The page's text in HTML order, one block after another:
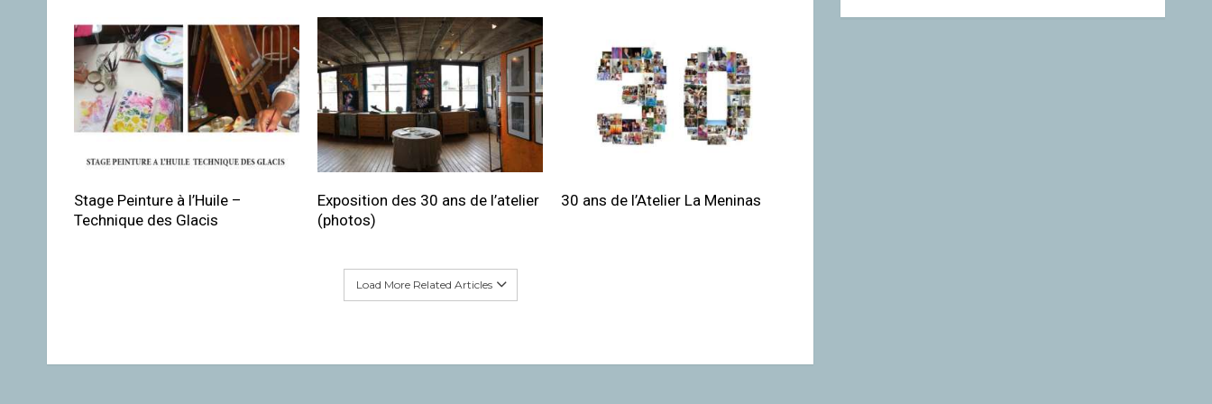
Stage Peinture à l’Huile –
Technique des Glacis
Exposition des 30 ans de l’atelier
(photos)
30 ans de l’Atelier La Meninas
Load More Related Articles